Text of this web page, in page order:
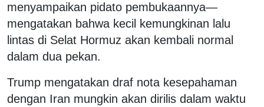
menyampaikan pidato pembukaannya—
mengatakan bahwa kecil kemungkinan lalu
lintas di Selat Hormuz akan kembali normal
dalam dua pekan.
Trump mengatakan draf nota kesepahaman
dengan Iran mungkin akan dirilis dalam waktu